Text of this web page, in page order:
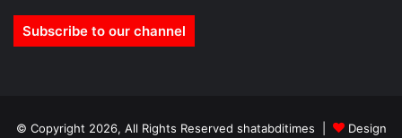
Subscribe to our channel
© Copyright 2026, All Rights Reserved shatabditimes | Design